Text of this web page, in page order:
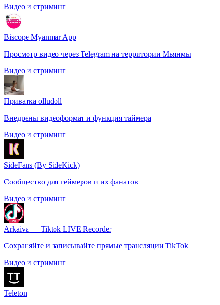
Видео и стриминг
Biscope Myanmar App
Просмотр видео через Telegram на территории Мьянмы
Видео и стриминг
Приватка olludoll
Внедрены видеоформат и функция таймера
Видео и стриминг
SideFans (By SideKick)
Сообщество для геймеров и их фанатов
Видео и стриминг
Arkaiva — Tiktok LIVE Recorder
Сохраняйте и записывайте прямые трансляции TikTok
Видео и стриминг
Teleton